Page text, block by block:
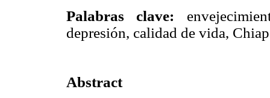
Palabras clave:
depresión, calidad de vida,
Abstract